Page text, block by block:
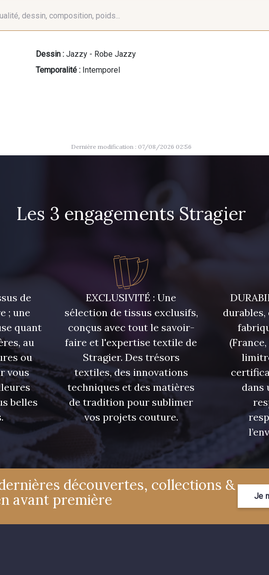
dessin, composition, poids...
Dessin : Jazzy - Robe Jazzy
Temporalité : Intemporel
Dernière modification : 07/08/2026 02:56
Les 3 engagements Stragier
de
; une
quant
au
ou
vous
belles
EXCLUSIVITÉ : Une
sélection de tissus exclusifs,
conçus avec tout le savoir-
faire et l'expertise textile de
Stragier. Des trésors
textiles, des innovations
techniques et des matières
de tradition pour sublimer
vos projets couture.
dans
découvertes, collections &
avant première
Je